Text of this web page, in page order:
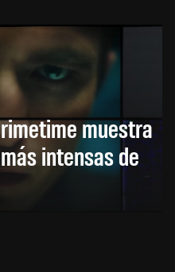
muestra
intensas de